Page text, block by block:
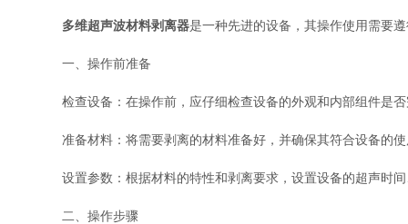
多维超声波材料剥离器是一种先进的设备，其操作使用需要
一、操作前准备
检查设备：在操作前，应仔细检查设备的外观和内部组件是否
准备材料：将需要剥离的材料准备好，并确保其符合设备的使
设置参数：根据材料的特性和剥离要求，设置设备的超声时间
二、操作步骤